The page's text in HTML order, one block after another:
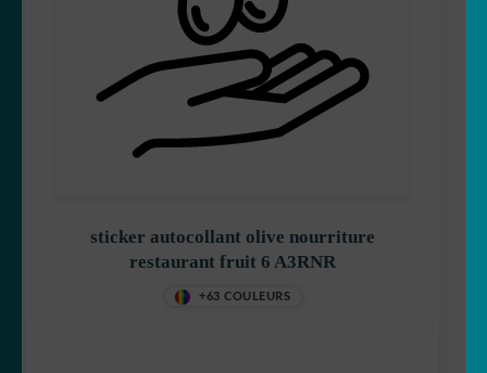
sticker autocollant olive nourriture
restaurant fruit 6 A3RNR
+63 COULEURS